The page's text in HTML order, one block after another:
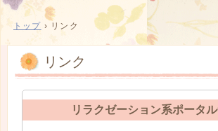
トップ › リンク
リンク
リラクゼーション系ポータ